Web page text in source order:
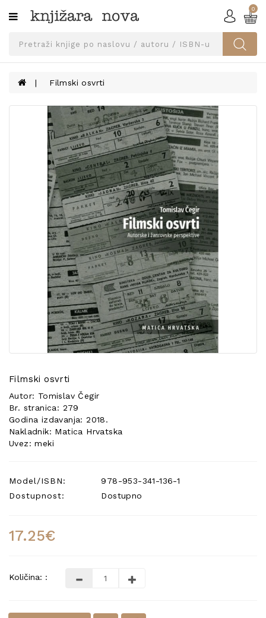
Kategorije
SVEUČILIŠNA
UDŽBENICI
KNJIGE
PRIBOR
UDŽBENIKE!
KONTAKT
POSEBNA
PONUDA
0
Filmski osvrti
Filmski osvrti
Autor: Tomislav Čegir
Br. stranica: 279
Godina izdavanja: 2018.
Nakladnik: Matica Hrvatska
Uvez: meki
Model/ISBN:
978-953-341-136-1
Dostupnost:
Dostupno
17.25€
Količina: :